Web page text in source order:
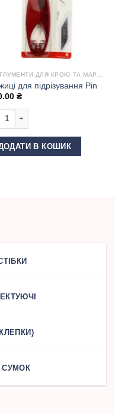
ІНСТРУМЕНТИ ДЛЯ КРОЮ ТА МАРКУВАННЯ
для підрізування Pin
₴
В КОШИК
СУМОК